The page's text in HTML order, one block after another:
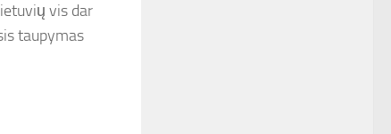
vis dar
taupymas